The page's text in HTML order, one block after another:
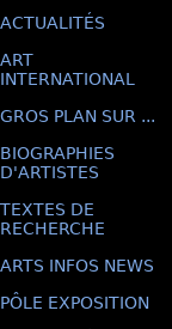
ACTUALITÉS
ART
INTERNATIONAL
GROS PLAN SUR ...
BIOGRAPHIES
D'ARTISTES
TEXTES DE
RECHERCHE
ARTS INFOS NEWS
PÔLE EXPOSITION